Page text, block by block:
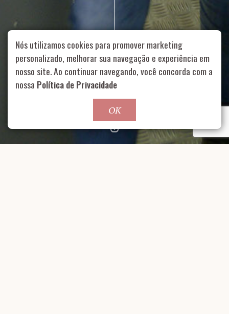
Rua Aurélia, 1714 – Vila Romana, São Paulo – SP | 55 11
99178-5848
contato@nucleofood.com
Role para continar
Nós utilizamos cookies para promover marketing
personalizado, melhorar sua navegação e experiência em
nosso site. Ao continuar navegando, você concorda com a
nossa Política de Privacidade
OK